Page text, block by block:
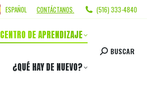
ESPAÑOL CONTÁCTANOS. (516) 333-4840
CENTRO DE APRENDIZAJE
¿QUÉ HAY DE NUEVO?
BUSCAR